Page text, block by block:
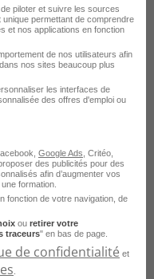
Pau
Pau
Pau
pour le
villes
piloter et suivre les sources
unique permettant de comprendre
et nos applications en fonction
de nos utilisateurs afin
nos sites beaucoup plus
les interfaces de
des offres d'emploi ou
Google Ads , Critéo,
des publicités pour des
afin d’augmenter vos
formation.
fonction de votre navigation, de
ou retirer votre
traceurs" en bas de page.
de confidentialité et